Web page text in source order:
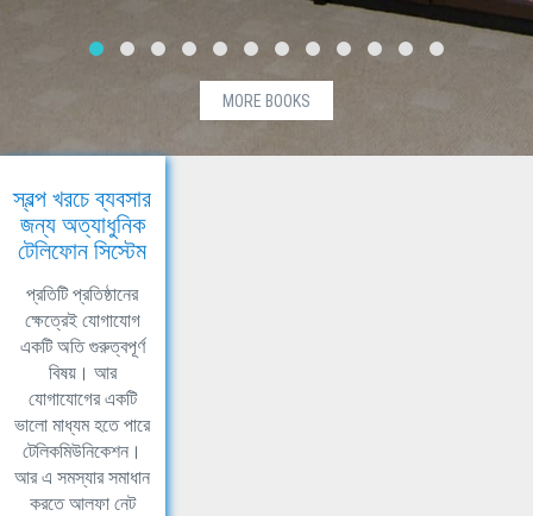
MORE BOOKS
স্বল্প খরচে ব্যবসার
জন্য অত্যাধুনিক
টেলিফোন সিস্টেম
প্রতিটি প্রতিষ্ঠানের
ক্ষেত্রেই যোগাযোগ
একটি অতি গুরুত্বপূর্ণ
বিষয়। আর
যোগাযোগের একটি
ভালো মাধ্যম হতে পারে
টেলিকমিউনিকেশন।
আর এ সমস্যার সমাধান
করতে আলফা নেট